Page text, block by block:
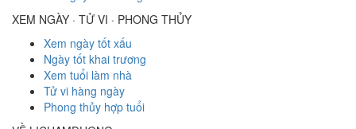
XEM NGÀY · TỬ VI · PHONG THỦY
Xem ngày tốt xấu
Ngày tốt khai trương
Xem tuổi làm nhà
Tử vi hàng ngày
Phong thủy hợp tuổi